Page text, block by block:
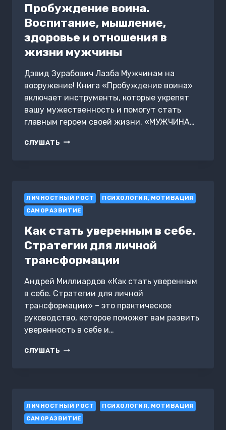
Пробуждение воина.
Воспитание, мышление,
здоровье и отношения в
жизни мужчины
Дэвид Зурабович Лазба Мужчинам на
вооружение! Книга «Пробуждение воина»
включает инструменты, которые укрепят
вашу мужественность и помогут стать
главным героем своей жизни. «МУЖЧИНА…
СЛУШАТЬ ПРОБУЖДЕНИЕ
ОТНОШЕНИЯ
В
ЖИЗНИ
МУЖЧИНЫ
ЛИЧНОСТНЫЙ РОСТ
ПСИХОЛОГИЯ, МОТИВАЦИЯ
САМОРАЗВИТИЕ
Как стать уверенным в себе.
Стратегии для личной
трансформации
Андрей Миллиардов «Как стать уверенным
в себе. Стратегии для личной
трансформации» – это практическое
руководство, которое поможет вам развить
уверенность в себе и…
СЛУШАТЬ КАК
ДЛЯ
ЛИЧНОЙ
ТРАНСФОРМАЦИИ
ЛИЧНОСТНЫЙ РОСТ
ПСИХОЛОГИЯ, МОТИВАЦИЯ
САМОРАЗВИТИЕ